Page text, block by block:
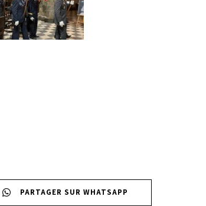
PARTAGER SUR WHATSAPP